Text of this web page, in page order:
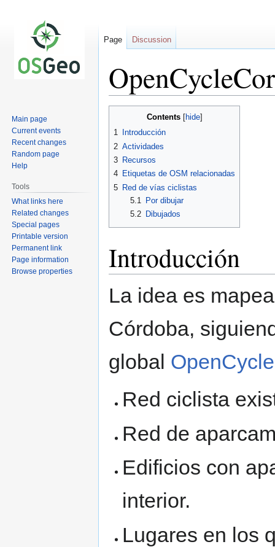
Contents
1
Introducción
2 Actividades
3 Recursos
4 Etiquetas de OSM relacionadas
5 Red de vías ciclistas
5.1
Por dibujar
5.2
Dibujados
Introducción
La idea es
Córdoba,
global
Red ciclista
Red de
Edificios con
interior.
Lugares en los
Page Discussion
Main page
Current events
Recent changes
Random page
Help
Tools
What links here
Related changes
Special pages
Printable version
Permanent link
Page information
Browse properties